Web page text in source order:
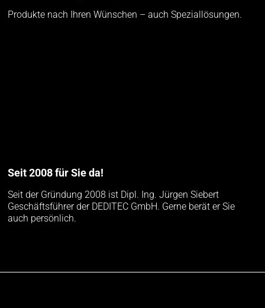
Produkte nach Ihren Wünschen – auch Speziallösungen.
Seit 2008 für Sie da!
Seit der Gründung 2008 ist Dipl. Ing. Jürgen Siebert
Geschäftsführer der DEDITEC GmbH. Gerne berät er Sie
auch persönlich.